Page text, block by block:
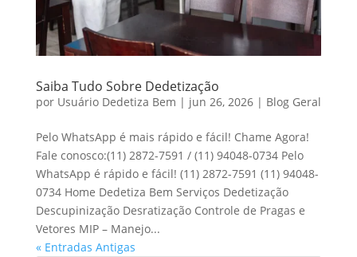
Saiba Tudo Sobre Dedetização
por Usuário Dedetiza Bem | jun 26, 2026| Blog Geral
Pelo WhatsApp é mais rápido e fácil! Chame Agora!
Fale conosco:(11) 2872-7591 / (11) 94048-0734 Pelo
WhatsApp é rápido e fácil! (11) 2872-7591 (11) 94048-
0734 Home Dedetiza Bem Serviços Dedetização
Descupinização Desratização Controle de Pragas e
Vetores MIP – Manejo...
« Entradas Antigas